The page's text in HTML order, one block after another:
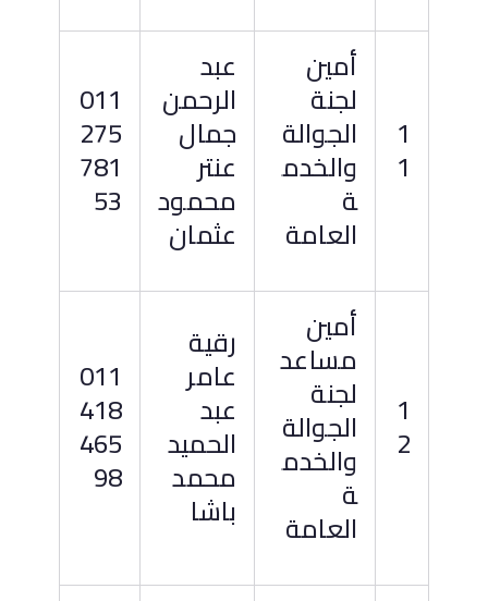
1
1
أمين
لجنة
الجوالة
والخدم
ة
العامة
عبد
الرحمن
جمال
عنتر
محمود
عثمان
011
275
781
53
1
2
أمين
مساعد
لجنة
الجوالة
والخدم
ة
العامة
رقية
عامر
عبد
الحميد
محمد
باشا
011
418
465
98